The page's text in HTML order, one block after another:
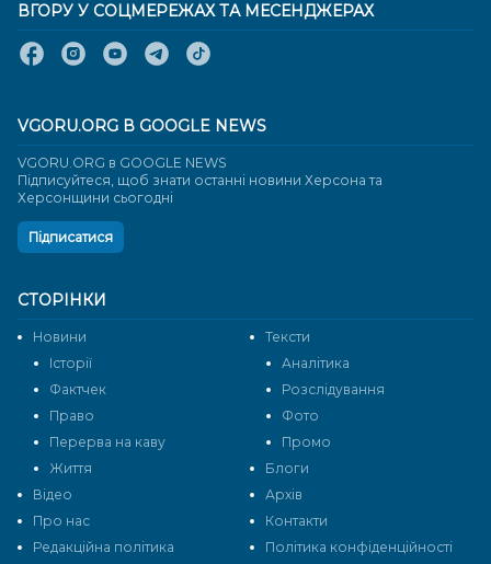
СТОРІНКИ
Новини
Тексти
Історії
Аналітика
Фактчек
Розслідування
Право
Фото
Перерва на каву
Промо
Життя
Блоги
Відео
Архів
Про нас
Контакти
Редакційна політика
Політика конфіденційності
ВГОРУ У СОЦМЕРЕЖАХ ТА МЕСЕНДЖЕРАХ
VGORU.ORG В GOOGLE NEWS
VGORU.ORG в GOOGLE NEWS
Підписуйтеся, щоб знати останні новини Херсона та
Херсонщини сьогодні
Підписатися